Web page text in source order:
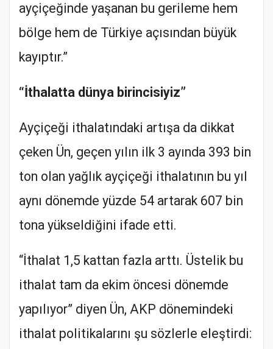
ayçiçeğinde yaşanan bu gerileme hem
bölge hem de Türkiye açısından büyük
kayıptır.”
“İthalatta dünya birincisiyiz”
Ayçiçeği ithalatındaki artışa da dikkat
çeken Ün, geçen yılın ilk 3 ayında 393 bin
ton olan yağlık ayçiçeği ithalatının bu yıl
aynı dönemde yüzde 54 artarak 607 bin
tona yükseldiğini ifade etti.
“İthalat 1,5 kattan fazla arttı. Üstelik bu
ithalat tam da ekim öncesi dönemde
yapılıyor” diyen Ün, AKP dönemindeki
ithalat politikalarını şu sözlerle eleştirdi: